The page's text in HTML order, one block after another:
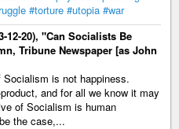
#torture #utopia #war
12-20), "Can Socialists Be
Tribune Newspaper [as John
is not happiness.
and for all we know it may
of Socialism is human
the case,...